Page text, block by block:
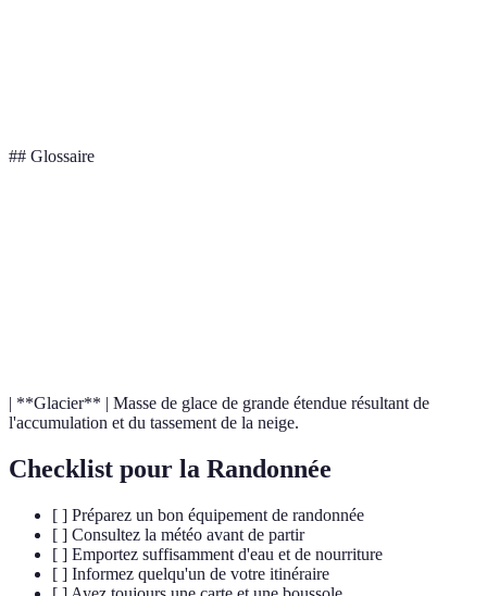
## Glossaire
| **Glacier** | Masse de glace de grande étendue résultant de
l'accumulation et du tassement de la neige.
Checklist pour la Randonnée
[ ] Préparez un bon équipement de randonnée
[ ] Consultez la météo avant de partir
[ ] Emportez suffisamment d'eau et de nourriture
[ ] Informez quelqu'un de votre itinéraire